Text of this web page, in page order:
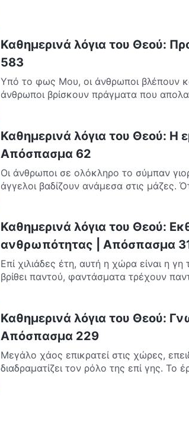
Καθημερινά λόγια του Θεού:
583
Υπό το φως Μου, οι άνθρωποι βλέπουν
άνθρωποι βρίσκουν πράγματα που
Καθημερινά λόγια του Θεού: Η
Απόσπασμα 62
Οι άνθρωποι σε ολόκληρο το σύμπαν
άγγελοι βαδίζουν ανάμεσα στις μάζες.
Καθημερινά λόγια του Θεού:
ανθρωπότητας | Απόσπασμα
Επί χιλιάδες έτη, αυτή η χώρα είναι η
βρίθει παντού, φαντάσματα τρέχουν
Καθημερινά λόγια του Θεού:
Απόσπασμα 229
Μεγάλο χάος επικρατεί στις χώρες,
διαδραματίζει τον ρόλο της επί γης. Το